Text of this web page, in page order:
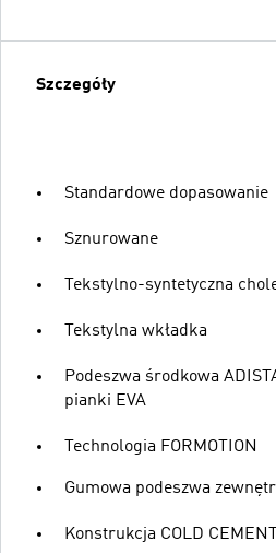
Szczegóły
Standardowe dopasowanie
Sznurowane
Tekstylno-syntetyczna
Tekstylna wkładka
Podeszwa środkowa
pianki EVA
Technologia FORMOTION
Gumowa podeszwa
Konstrukcja COLD CEMENT